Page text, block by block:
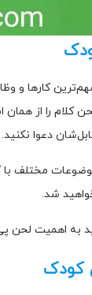
کارها و
کلام را از
دعوا نکنید.
مختلف با
شد.
به اهمیت لحن